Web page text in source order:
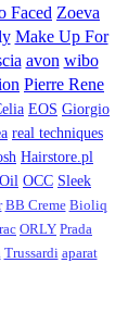
Faced Zoeva
Make Up For
avon wibo
Pierre Rene
EOS Giorgio
real techniques
Hairstore.pl
OCC Sleek
BB Creme Bioliq
ORLY Prada
Trussardi aparat